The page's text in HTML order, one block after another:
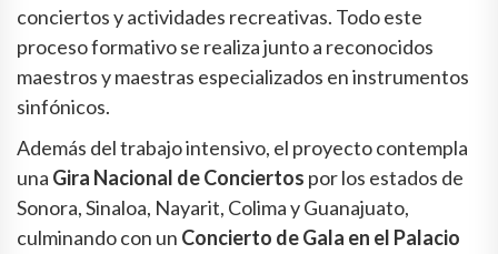
conciertos y actividades recreativas. Todo este
proceso formativo se realiza junto a reconocidos
maestros y maestras especializados en instrumentos
sinfónicos.
Además del trabajo intensivo, el proyecto contempla
una Gira Nacional de Conciertos por los estados de
Sonora, Sinaloa, Nayarit, Colima y Guanajuato,
culminando con un Concierto de Gala en el Palacio